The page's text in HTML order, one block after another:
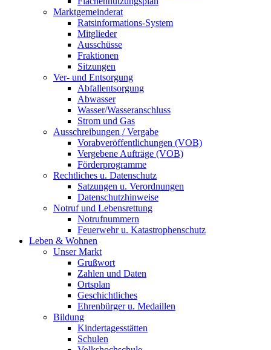
Marktgemeinderat
Ratsinformations-System
Mitglieder
Ausschüsse
Fraktionen
Sitzungen
Ver- und Entsorgung
Abfallentsorgung
Abwasser
Wasser/Wasseranschluss
Strom und Gas
Ausschreibungen / Vergabe
Vorabveröffentlichungen (VOB)
Vergebene Aufträge (VOB)
Förderprogramme
Rechtliches u. Datenschutz
Satzungen u. Verordnungen
Datenschutzhinweise
Notruf und Lebensrettung
Notrufnummern
Feuerwehr u. Katastrophenschutz
Leben & Wohnen
Unser Markt
Grußwort
Zahlen und Daten
Ortsplan
Geschichtliches
Ehrenbürger u. Medaillen
Bildung
Kindertagesstätten
Schulen